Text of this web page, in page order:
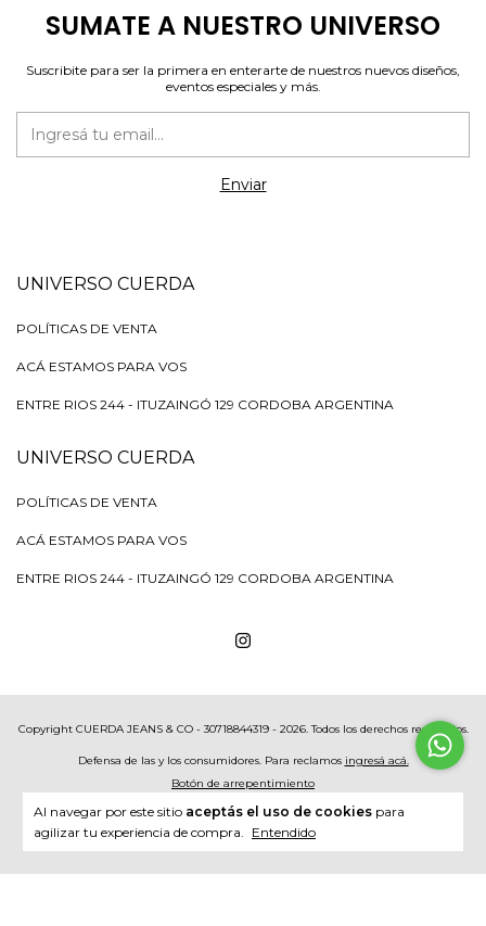
Al navegar por este sitio aceptás el uso de cookies para
agilizar tu experiencia de compra. Entendido
SUMATE A NUESTRO UNIVERSO
Suscribite para ser la primera en enterarte de nuestros nuevos diseños,
eventos especiales y más.
UNIVERSO CUERDA
POLÍTICAS DE VENTA
ACÁ ESTAMOS PARA VOS
ENTRE RIOS 244 - ITUZAINGÓ 129 CORDOBA ARGENTINA
UNIVERSO CUERDA
POLÍTICAS DE VENTA
ACÁ ESTAMOS PARA VOS
ENTRE RIOS 244 - ITUZAINGÓ 129 CORDOBA ARGENTINA
Copyright CUERDA JEANS & CO - 30718844319 - 2026. Todos los derechos reservados.
Defensa de las y los consumidores. Para reclamos ingresá acá.
Botón de arrepentimiento